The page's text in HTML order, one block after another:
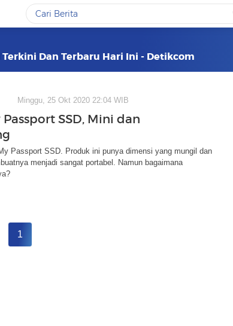
Dan Terbaru Hari Ini - Detikcom
Minggu, 25 Okt 2020 22:04 WIB
SSD, Mini dan
Passport SSD. Produk ini punya dimensi yang mungil dan
menjadi sangat portabel. Namun bagaimana
1